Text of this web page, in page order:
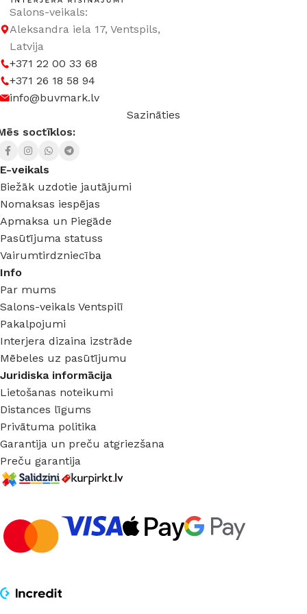
Salons-veikals:
Aleksandra iela 17, Ventspils,
Latvija
+371 22 00 33 68
+371 26 18 58 94
info@buvmark.lv
Sazināties
soctīklos:
E-veikals
Biežāk uzdotie jautājumi
Nomaksas iespējas
Apmaksa un Piegāde
Pasūtījuma statuss
Vairumtirdzniecība
Info
Par mums
Salons-veikals Ventspilī
Pakalpojumi
Interjera dizaina izstrāde
Mēbeles uz pasūtījumu
Juridiska informācija
Lietošanas noteikumi
Distances līgums
Privātuma politika
Garantija un preču atgriezšana
Preču garantija